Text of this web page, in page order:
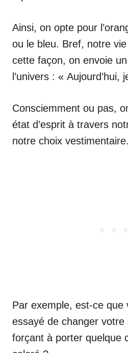
Ainsi, on opte pour
ou le bleu. Bref, notre
cette façon, on envoie
l’univers : « Aujourd’hui,
Consciemment ou pas,
état d’esprit à travers
notre choix vestimentaire.
Par exemple, est-ce que
essayé de changer
forçant à porter quelque